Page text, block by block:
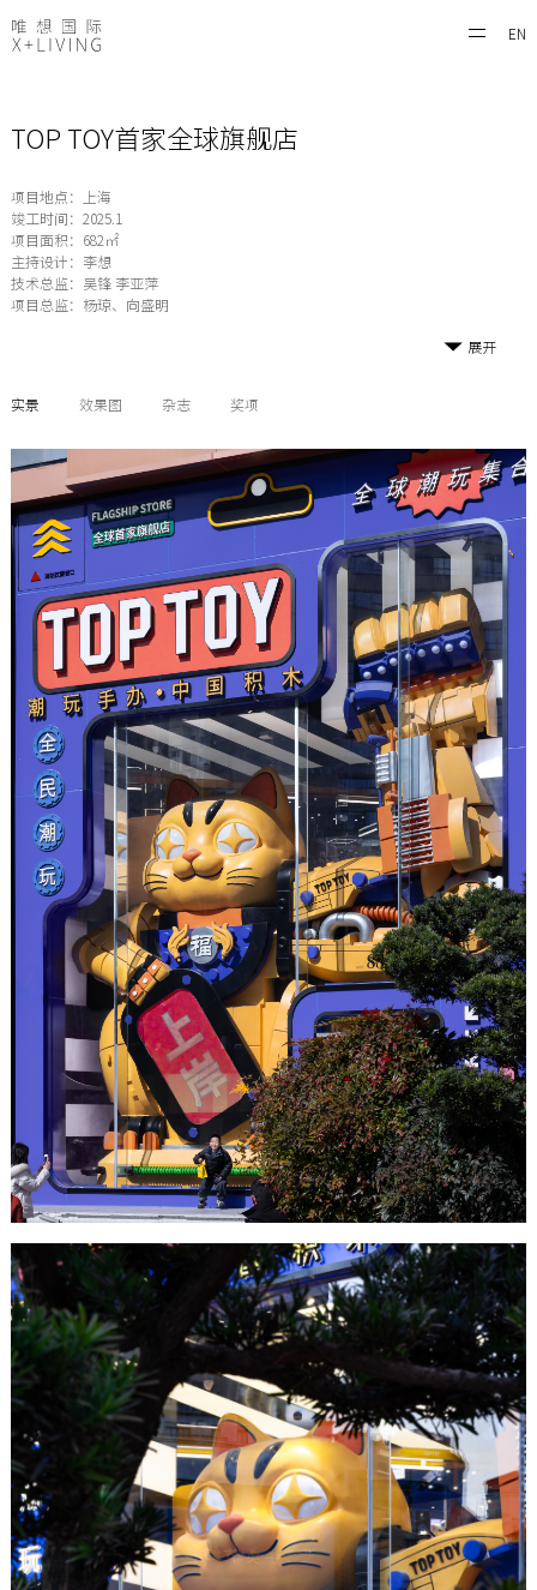
EN
TOP TOY首家全球旗舰店
项目地点：上海
竣工时间：2025.1
项目面积：682㎡
主持设计：李想
技术总监：吴锋 李亚萍
项目总监：杨琼、向盛明
展开
实景 效果图 杂志 奖项